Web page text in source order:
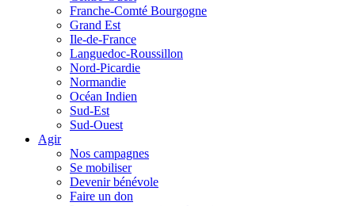
Franche-Comté Bourgogne
Grand Est
Ile-de-France
Languedoc-Roussillon
Nord-Picardie
Normandie
Océan Indien
Sud-Est
Sud-Ouest
Agir
Nos campagnes
Se mobiliser
Devenir bénévole
Faire un don